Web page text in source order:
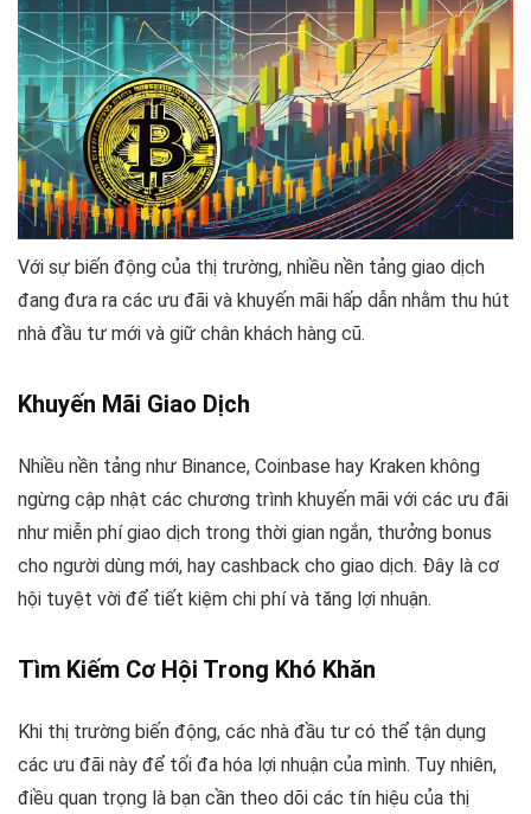
Với sự biến động của thị trường, nhiều nền tảng giao dịch
đang đưa ra các ưu đãi và khuyến mãi hấp dẫn nhằm thu hút
nhà đầu tư mới và giữ chân khách hàng cũ.
Khuyến Mãi Giao Dịch
Nhiều nền tảng như Binance, Coinbase hay Kraken không
ngừng cập nhật các chương trình khuyến mãi với các ưu đãi
như miễn phí giao dịch trong thời gian ngắn, thưởng bonus
cho người dùng mới, hay cashback cho giao dịch. Đây là cơ
hội tuyệt vời để tiết kiệm chi phí và tăng lợi nhuận.
Tìm Kiếm Cơ Hội Trong Khó Khăn
Khi thị trường biến động, các nhà đầu tư có thể tận dụng
các ưu đãi này để tối đa hóa lợi nhuận của mình. Tuy nhiên,
điều quan trọng là bạn cần theo dõi các tín hiệu của thị